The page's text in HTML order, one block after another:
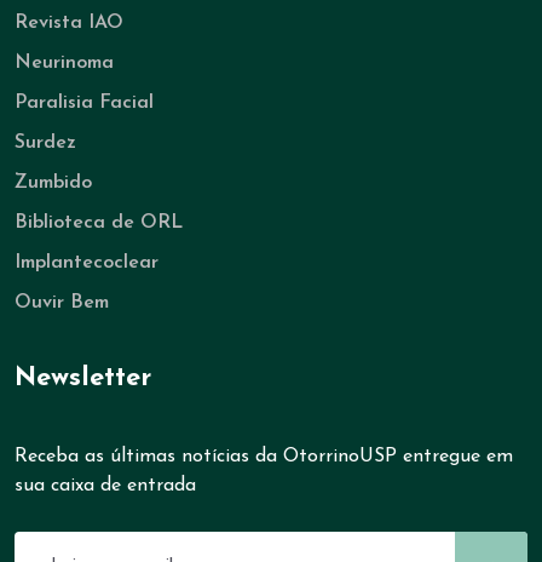
Revista IAO
Neurinoma
Paralisia Facial
Surdez
Zumbido
Biblioteca de ORL
Implantecoclear
Ouvir Bem
Newsletter
Receba as últimas notícias da OtorrinoUSP entregue em
sua caixa de entrada